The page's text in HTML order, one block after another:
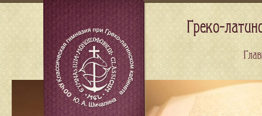
Греко-